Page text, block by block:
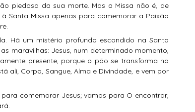
piedosa da sua morte. Mas a Missa não é, de
Santa Missa apenas para comemorar a Paixão
maravilhas: Jesus, num determinado momento,
presente, porque o pão se transforma no
ali, Corpo, Sangue, Alma e Divindade, e vem por